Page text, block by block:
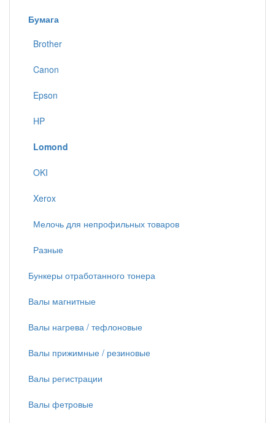
Бумага
Brother
Canon
Epson
HP
Lomond
OKI
Xerox
Мелочь для непрофильных товаров
Разные
Бункеры отработанного тонера
Валы магнитные
Валы нагрева / тефлоновые
Валы прижимные / резиновые
Валы регистрации
Валы фетровые